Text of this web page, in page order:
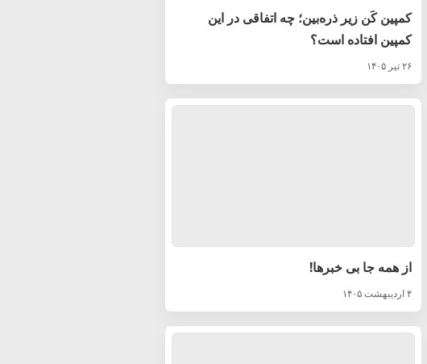
کمپین کَن زیر ذره‌بین؛ چه اتفاقی در این
کمپین افتاده است؟
۲۶ تیر ۱۴۰۵
از همه جا بی خبرها!
۴ اردیبهشت ۱۴۰۵